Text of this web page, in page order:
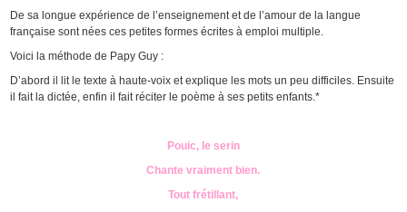
De sa longue expérience de l’enseignement et de l’amour de la langue
française sont nées ces petites formes écrites à emploi multiple.
Voici la méthode de Papy Guy :
D’abord il lit le texte à haute-voix et explique les mots un peu difficiles. Ensuite
il fait la dictée, enfin il fait réciter le poème à ses petits enfants.*
Pouic, le serin
Chante vraiment bien.
Tout frétillant,